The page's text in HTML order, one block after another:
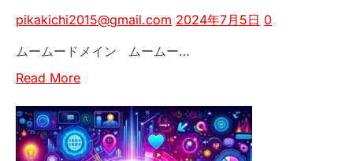
簡
復
続
き
pikakichi2015@gmail.com 2024年7月5日 0
ムームードメイン ムームー…
Read MoreRead
about
ム
ー